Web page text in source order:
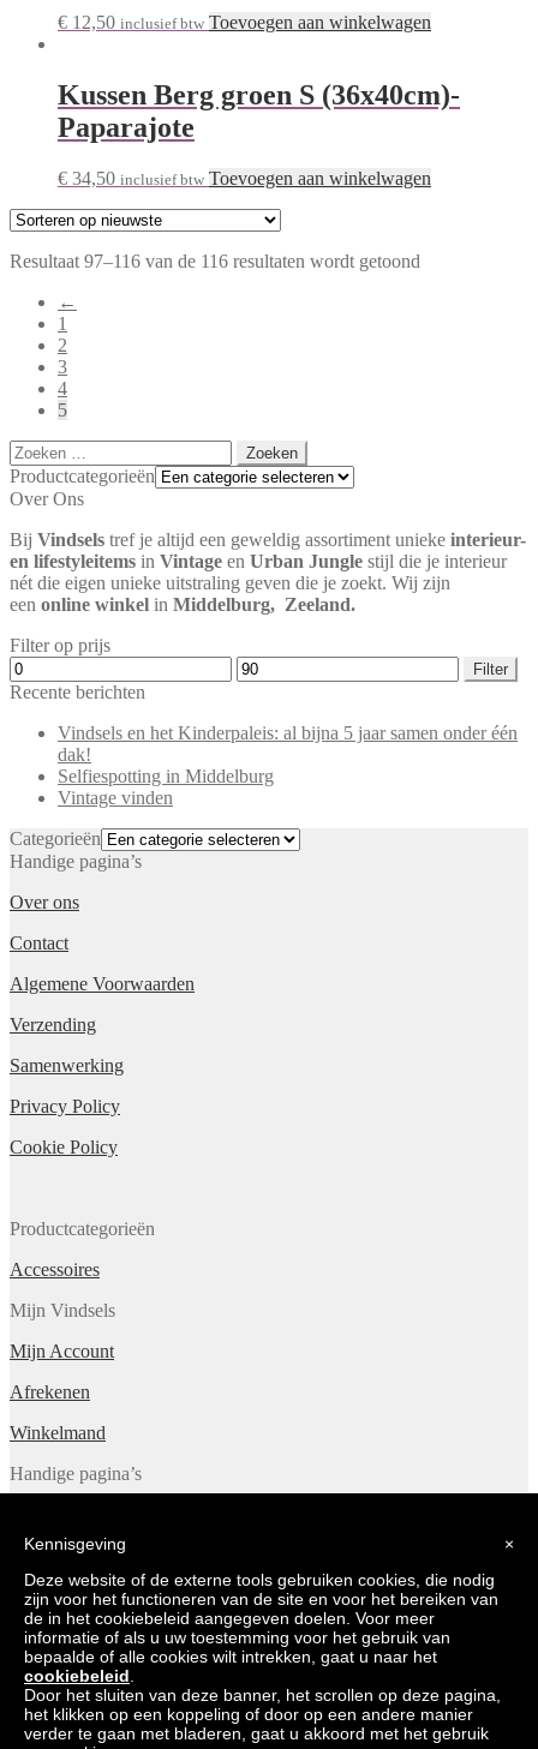
€ 12,50 inclusief btw Toevoegen aan winkelwagen
Kussen Berg groen S (36x40cm)-
Paparajote
€ 34,50 inclusief btw Toevoegen aan winkelwagen
Resultaat 97–116 van de 116 resultaten wordt getoond
←
1
2
3
4
5
Zoeken
naar:
Productcategorieën
Over Ons
Bij Vindsels tref je altijd een geweldig assortiment unieke interieur-
en lifestyleitems in Vintage en Urban Jungle stijl die je interieur
nét die eigen unieke uitstraling geven die je zoekt. Wij zijn
een online winkel in Middelburg, Zeeland.
Filter op prijs
Min.
prijs
Max.
prijs
Filter
Recente berichten
Vindsels en het Kinderpaleis: al bijna 5 jaar samen onder één
dak!
Selfiespotting in Middelburg
Vintage vinden
Categorieën
Handige pagina’s
Over ons
Contact
Algemene Voorwaarden
Verzending
Samenwerking
Privacy Policy
Cookie Policy
Productcategorieën
Accessoires
Mijn Vindsels
Mijn Account
Afrekenen
Winkelmand
Handige pagina’s
Samenwerking
Algemene Voorwaarden
Verzending
Over Ons
© Vindsels 2026
Gebouwd met Storefront & WooCommerce.
Mijn account
Zoeken
×
Kennisgeving
Deze website of de externe tools gebruiken cookies, die nodig
zijn voor het functioneren van de site en voor het bereiken van
de in het cookiebeleid aangegeven doelen. Voor meer
informatie of als u uw toestemming voor het gebruik van
bepaalde of alle cookies wilt intrekken, gaat u naar het
cookiebeleid
Door het sluiten van deze banner, het scrollen op deze pagina,
het klikken op een koppeling of door op een andere manier
verder te gaan met bladeren, gaat u akkoord met het gebruik